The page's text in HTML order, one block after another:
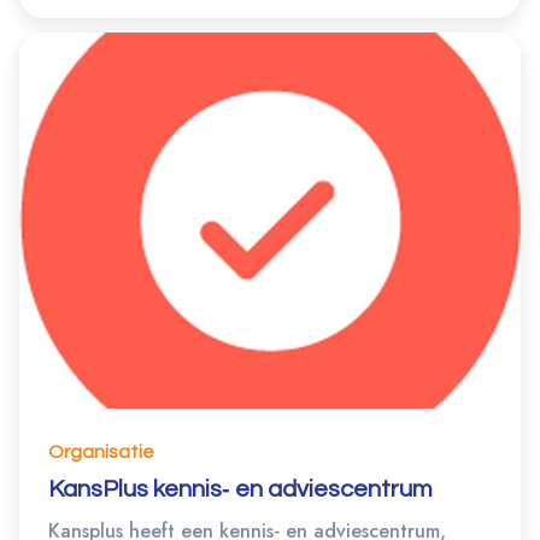
Organisatie
KansPlus kennis‐ en adviescentrum
Kansplus heeft een kennis‐ en adviescentrum,